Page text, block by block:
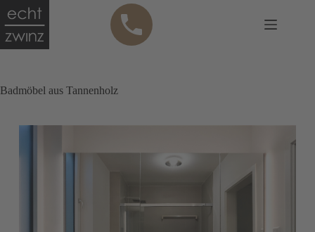
Inhalt
springen
Anru
fen
Badmöbel aus Tannenholz